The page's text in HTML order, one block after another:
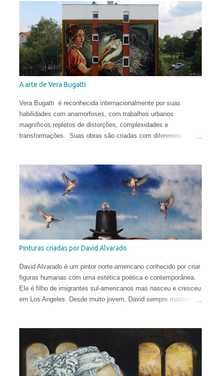
apenas 12 anos. Aos 17, mudou-se para o Reino Unido, onde
estudou História da Arte na Universidade de St Andrews.
Depois de viver e pintar profissionalmente por alguns anos em
Oslo, Noruega, recentemente ela mudou-se para Washington
DC. Suas obras circulam o planeta e integram as coleções
permanentes de vários museus do Leste Europeu.
A arte de Vera Bugatti
Vera Bugatti é reconhecida internacionalmente por suas
habilidades com anamorfoses, com trabalhos urbanos
magníficos repletos de distorções, complexidades e
transformações. Suas obras são criadas com diferentes
Conservação do Patrimônio Cultural em Parma e foi bolsista de
pesquisa em Mântua com uma tese dedicada aos tratados
heterodoxos do século XVI. Publicou ensaios sobre pesquisa
histórica e iconológica e colaborou com redações.
Pinturas criadas por David Alvarado
David Alvarado é um pintor norte-americano conhecido por criar
figuras humanas com uma estética poética e contemporânea.
Ele é filho de imigrantes sul-americanos mas nasceu e cresceu
em Los Angeles. Desde muito jovem, David sempre mostrou
para Florença, Itália, e buscou o treinamento tradicional na
cidade que gerou o Renascimento.